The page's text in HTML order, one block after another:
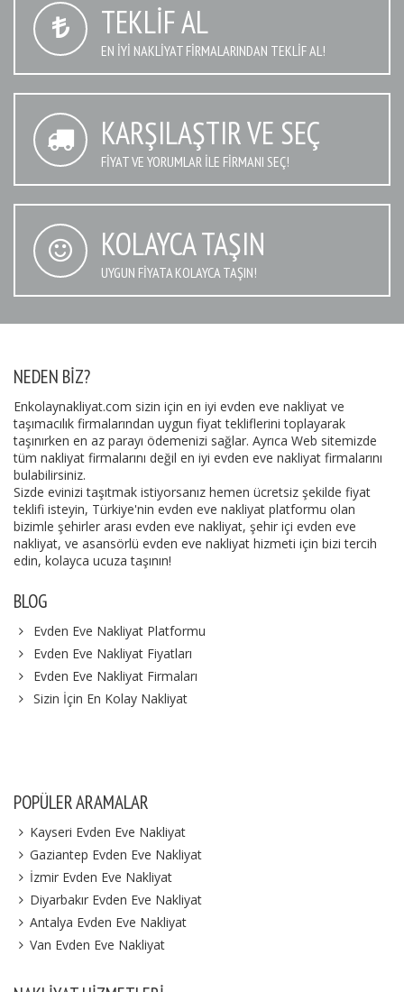
TEKLIF AL
EN IYI NAKLIYAT FIRMALARINDAN TEKLIF AL!
KARŞILAŞTIR VE SEÇ
FIYAT VE YORUMLAR İLE FIRMANI SEÇ!
KOLAYCA TAŞIN
UYGUN FIYATA KOLAYCA TAŞIN!
NEDEN BIZ?
Enkolaynakliyat.com sizin için en iyi evden eve nakliyat ve
taşımacılık firmalarından uygun fiyat tekliflerini toplayarak
taşınırken en az parayı ödemenizi sağlar. Ayrıca Web sitemizde
tüm nakliyat firmalarını değil en iyi evden eve nakliyat firmalarını
bulabilirsiniz.
Sizde evinizi taşıtmak istiyorsanız hemen ücretsiz şekilde fiyat
teklifi isteyin, Türkiye'nin evden eve nakliyat platformu olan
bizimle şehirler arası evden eve nakliyat, şehir içi evden eve
nakliyat, ve asansörlü evden eve nakliyat hizmeti için bizi tercih
edin, kolayca ucuza taşının!
BLOG
Evden Eve Nakliyat Platformu
Evden Eve Nakliyat Fiyatları
Evden Eve Nakliyat Firmaları
Sizin İçin En Kolay Nakliyat
POPÜLER ARAMALAR
Kayseri Evden Eve Nakliyat
Gaziantep Evden Eve Nakliyat
İzmir Evden Eve Nakliyat
Diyarbakır Evden Eve Nakliyat
Antalya Evden Eve Nakliyat
Van Evden Eve Nakliyat